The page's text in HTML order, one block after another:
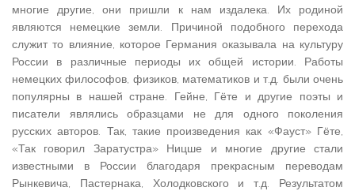
многие другие, они пришли к нам издалека. Их родиной
являются немецкие земли. Причиной подобного перехода
служит то влияние, которое Германия оказывала на культуру
России в различные периоды их общей истории. Работы
немецких философов, физиков, математиков и т.д. были очень
популярны в нашей стране. Гейне, Гёте и другие поэты и
писатели являлись образцами не для одного поколения
русских авторов. Так, такие произведения как «Фауст» Гёте,
«Так говорил Заратустра» Ницше и многие другие стали
известными в России благодаря прекрасным переводам
Рынкевича, Пастернака, Холодковского и т.д. Результатом